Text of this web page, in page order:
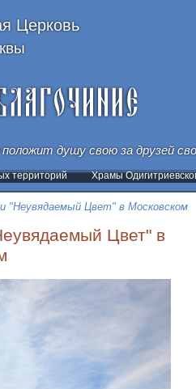
Церковь
душу свою за друзей
(Ин 15,
территорий Храмы
"Неувядаемый Цвет" в Московском
Цвет" в